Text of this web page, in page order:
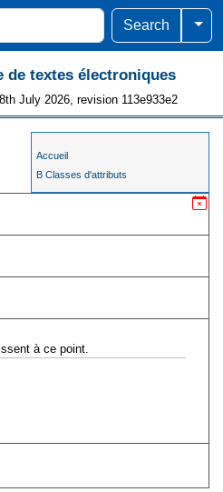
Search
de textes électroniques
July 2026, revision 113e933e2
Accueil
B Classes d'attributs
à ce point.